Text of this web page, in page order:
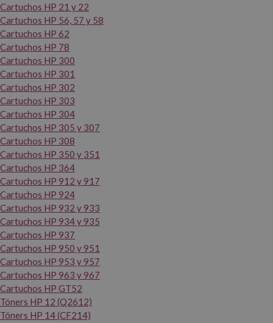
Cartuchos HP 21 y 22
Cartuchos HP 56, 57 y 58
Cartuchos HP 62
Cartuchos HP 78
Cartuchos HP 300
Cartuchos HP 301
Cartuchos HP 302
Cartuchos HP 303
Cartuchos HP 304
Cartuchos HP 305 y 307
Cartuchos HP 308
Cartuchos HP 350 y 351
Cartuchos HP 364
Cartuchos HP 912 y 917
Cartuchos HP 924
Cartuchos HP 932 y 933
Cartuchos HP 934 y 935
Cartuchos HP 937
Cartuchos HP 950 y 951
Cartuchos HP 953 y 957
Cartuchos HP 963 y 967
Cartuchos HP GT52
Tóners HP 12 (Q2612)
Tóners HP 14 (CF214)